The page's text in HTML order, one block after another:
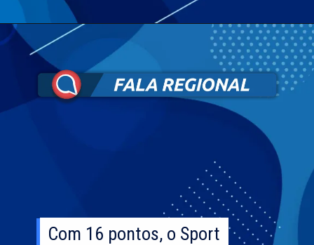
Com 16 pontos, o Sport
Com 16 pontos, o Sport